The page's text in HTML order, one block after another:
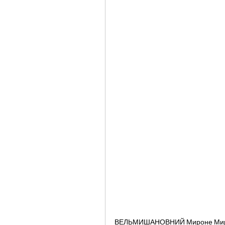
ВЕЛЬМИШАНОВНИЙ Мироне